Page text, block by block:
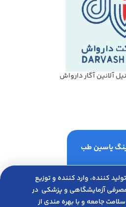
آلانين آگار دارواش
یاسین طب
کننده، وارد کننده و توزیع
آزمایشگاهی و پزشکی در
ﺟﺎﻣﻌﻪ و ﺑﺎ ﺑﻬﺮه ﻣﻨﺪی از